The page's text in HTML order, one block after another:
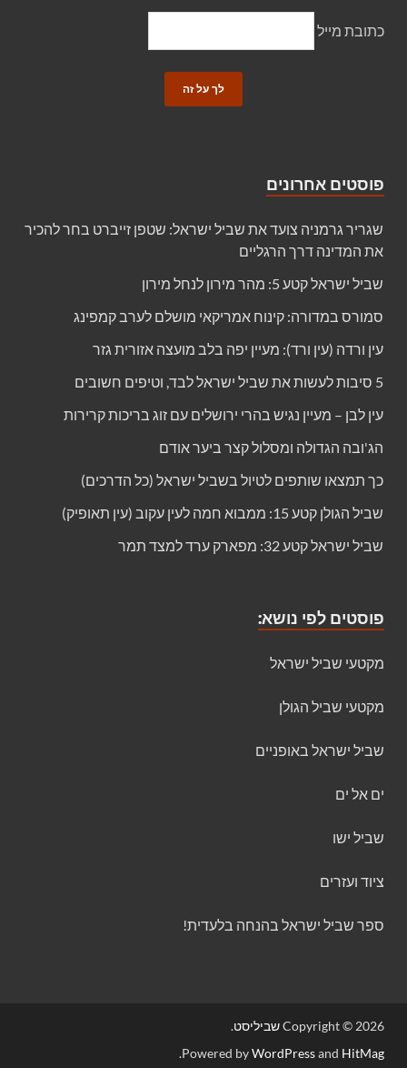
כתובת מייל
פוסטים אחרונים
שגריר גרמניה צועד את שביל ישראל: שטפן זייברט בחר להכיר
את המדינה דרך הרגליים
שביל ישראל קטע 5: מהר מירון לנחל מירון
סמורס במדורה: קינוח אמריקאי מושלם לערב קמפינג
עין ורדה (עין ורד): מעיין יפה בלב מועצה אזורית גזר
5 סיבות לעשות את שביל ישראל לבד, וטיפים חשובים
עין לבן – מעיין נגיש בהרי ירושלים עם זוג בריכות קרירות
הג'ובה הגדולה ומסלול קצר ביער אודם
כך תמצאו שותפים לטיול בשביל ישראל (כל הדרכים)
שביל הגולן קטע 15: ממבוא חמה לעין עקוב (עין תאופיק)
שביל ישראל קטע 32: מפארק ערד למצד תמר
פוסטים לפי נושא:
מקטעי שביל ישראל
מקטעי שביל הגולן
שביל ישראל באופניים
ים אל ים
שביל ישו
ציוד ועזרים
ספר שביל ישראל בהנחה בלעדית!
Copyright © 2026שביליסט.
Powered byWordPressand HitMag
.